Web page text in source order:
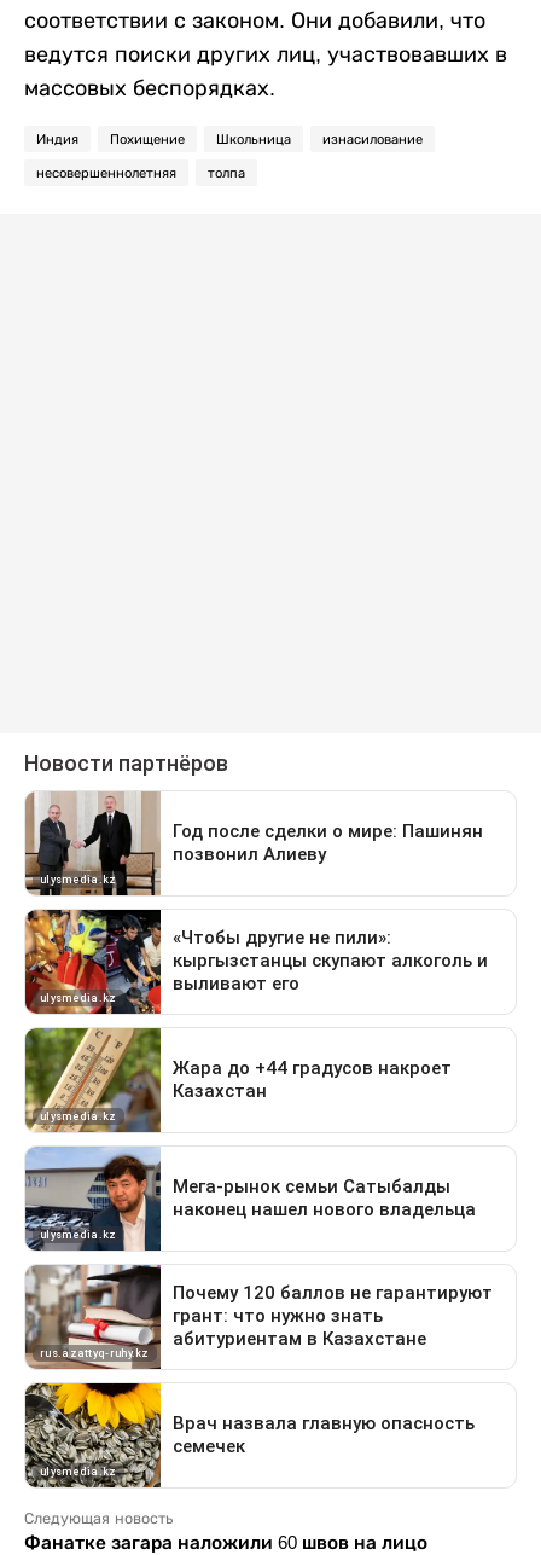
соответствии с законом. Они добавили, что
ведутся поиски других лиц, участвовавших в
массовых беспорядках.
Индия Похищение Школьница изнасилование
несовершеннолетняя толпа
Следующая новость
Фанатке загара наложили 60 швов на лицо